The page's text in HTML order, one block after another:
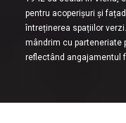
pentru acoperișuri și
întreținerea spațiilor
mândrim cu parteneriate
reflectând angajamentul